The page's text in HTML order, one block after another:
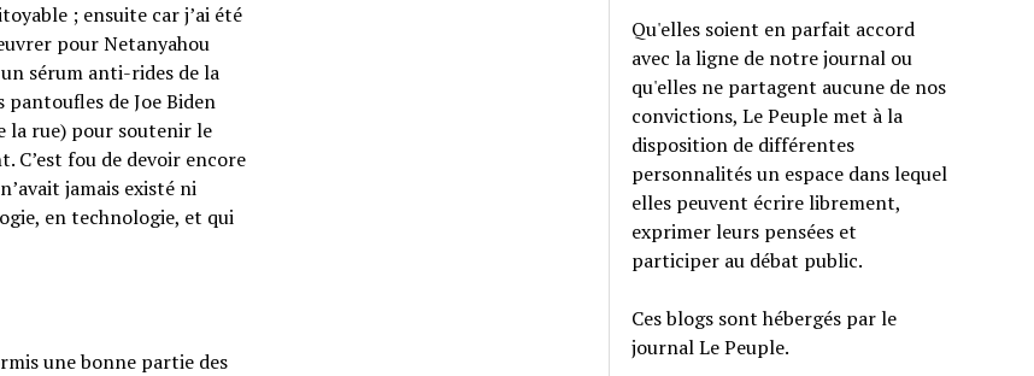
; ensuite car j’ai été
pour Netanyahou
sérum anti-rides de la
de Joe Biden
la rue) pour soutenir le
fou de devoir encore
jamais existé ni
en technologie, et qui
une bonne partie des
Qu'elles soient en parfait accord
avec la ligne de notre journal ou
qu'elles ne partagent aucune de nos
convictions, Le Peuple met à la
disposition de différentes
personnalités un espace dans lequel
elles peuvent écrire librement,
exprimer leurs pensées et
participer au débat public.
Ces blogs sont hébergés par le
journal Le Peuple.